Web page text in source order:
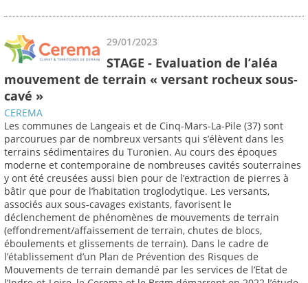
29/01/2023
STAGE - Evaluation de l’aléa
mouvement de terrain « versant rocheux sous-
cavé »
CEREMA
Les communes de Langeais et de Cinq-Mars-La-Pile (37) sont
parcourues par de nombreux versants qui s’élèvent dans les
terrains sédimentaires du Turonien. Au cours des époques
moderne et contemporaine de nombreuses cavités souterraines
y ont été creusées aussi bien pour de l’extraction de pierres à
bâtir que pour de l’habitation troglodytique. Les versants,
associés aux sous-cavages existants, favorisent le
déclenchement de phénomènes de mouvements de terrain
(effondrement/affaissement de terrain, chutes de blocs,
éboulements et glissements de terrain). Dans le cadre de
l’établissement d’un Plan de Prévention des Risques de
Mouvements de terrain demandé par les services de l’Etat de